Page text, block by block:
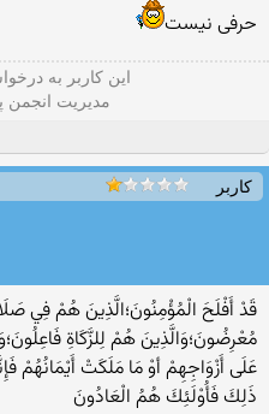
حرفی نیست
این كاربر به
مدیریت
کاربر
قَدْ أَفْلَحَ الْمُؤْمِنُونَ؛الَّذِينَ هُمْ فِي
مُعْرِضُونَ؛وَالَّذِينَ هُمْ لِلزَّكَاةِ
عَلَى أَزْوَاجِهِمْ أوْ مَا مَلَكَتْ أَيْمَانُهُمْ
ذَلِكَ فَأُوْلَئِكَ هُمُ الْعَادُونَ